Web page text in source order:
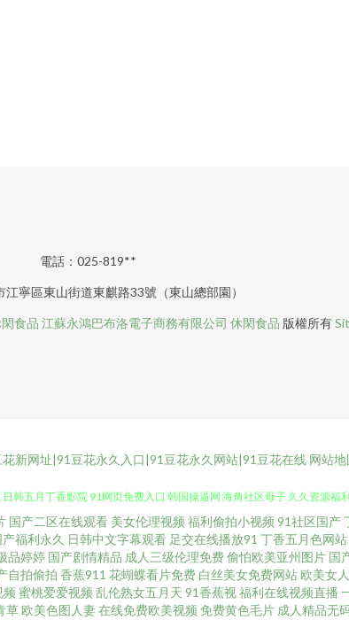
電話：025-819**
江寧區東山街道東麒路33號（東山總部園）
食品 江蘇永鴻巴布洛電子商務有限公司 休閑食品 版權所有
新网址|91豆花永久入口|91豆花永久网站|91豆花在线 网站地
超碰人人擦 激情五月天色色 欧美三级网站 五月亭av 91人妻国产 肏屄
五月丁香影院 91网页免费入口 韩国操逼网 海角社区母子 久久资源
类图片欧美色图 神马大香蕉片区 91国产白浆高潮 91桃色入口 成人影
国产二区在线观看 美女伦理视频 福利偷拍小视频 91社区国产
产福利永久 日韩中文字幕观看 足交在线播放91 丁香五月色网站
品婷婷 国产剧情精品 成人三级伦理免费偷怕欧美亚州图片 国
自拍偷拍 香蕉911 花蝴蝶看片免费 白丝美女免费网站 欧美女
频 蜜桃爱爱视频 乱伦熟女五月天 91香蕉视福利在线视频直播
草 欧美色图人妻在线免费欧美视频 免费黄色毛片 成人精品无